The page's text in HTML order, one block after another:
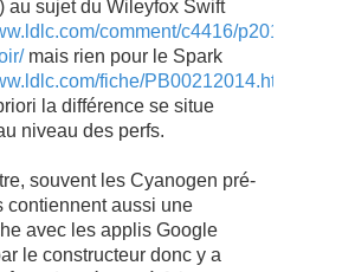
au sujet du Wileyfox Swift
comment/c4416/p2015
mais rien pour le Spark
fiche/PB00212014.html
la différence se situe
niveau des perfs.
souvent les Cyanogen pré-
contiennent aussi une
avec les applis Google
le constructeur donc y a